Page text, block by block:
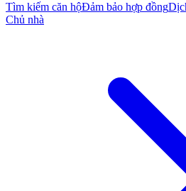
Tìm kiếm căn hộĐảm bảo hợp đồng
Chủ nhà